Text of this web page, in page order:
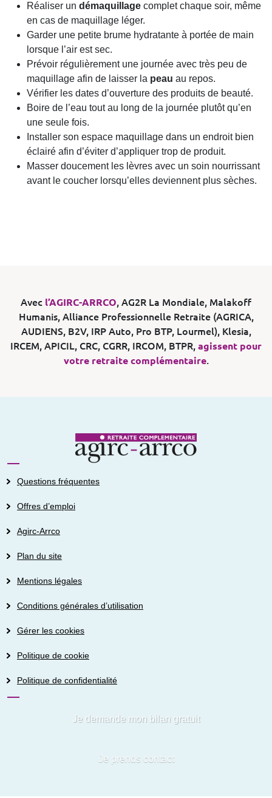
Réaliser un démaquillage complet chaque soir, même
en cas de maquillage léger.
Garder une petite brume hydratante à portée de main
lorsque l’air est sec.
Prévoir régulièrement une journée avec très peu de
maquillage afin de laisser la peau au repos.
Vérifier les dates d’ouverture des produits de beauté.
Boire de l’eau tout au long de la journée plutôt qu’en
une seule fois.
Installer son espace maquillage dans un endroit bien
éclairé afin d’éviter d’appliquer trop de produit.
Masser doucement les lèvres avec un soin nourrissant
avant le coucher lorsqu’elles deviennent plus sèches.
Avec l’AGIRC-ARRCO, AG2R La Mondiale, Malakoff
Humanis, Alliance Professionnelle Retraite (AGRICA,
AUDIENS, B2V, IRP Auto, Pro BTP, Lourmel), Klesia,
IRCEM, APICIL, CRC, CGRR, IRCOM, BTPR, agissent pour
votre retraite complémentaire.
Questions fréquentes
Offres d’emploi
Agirc-Arrco
Plan du site
Mentions légales
Conditions générales d’utilisation
Gérer les cookies
Politique de cookie
Politique de confidentialité
Je demande mon bilan gratuit
Je prends contact